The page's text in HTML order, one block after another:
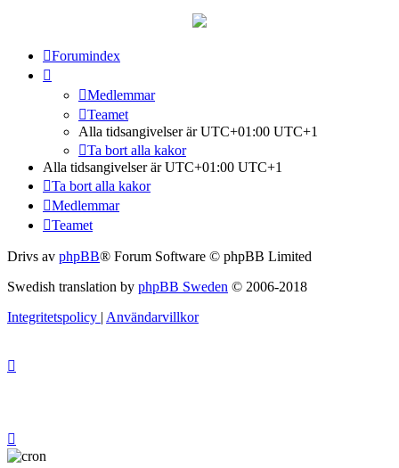
Forumindex
Medlemmar
Teamet
Alla tidsangivelser är UTC+01:00 UTC+1
Ta bort alla kakor
Alla tidsangivelser är UTC+01:00 UTC+1
Ta bort alla kakor
Medlemmar
Teamet
Drivs av phpBB® Forum Software © phpBB Limited
Swedish translation by phpBB Sweden © 2006-2018
Integritetspolicy | Användarvillkor